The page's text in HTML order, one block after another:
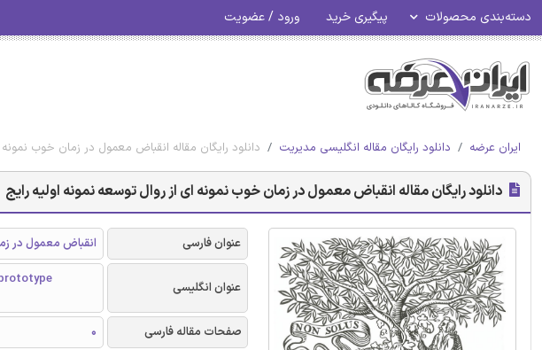
دسته‌بندی محصولات پیگیری خرید ورود / عضویت
ایران عرضه دانلود رایگان مقاله انگلیسی مدیریت دانلود رایگان مقاله انقباض معمول در زمان خوب نمونه
دانلود رایگان مقاله انقباض معمول در زمان خوب نمونه ای از روال توسعه نمونه اولیه رایج
عنوان فارسی انقباض معمول در
عنوان انگلیسی
صفحات مقاله فارسی
0